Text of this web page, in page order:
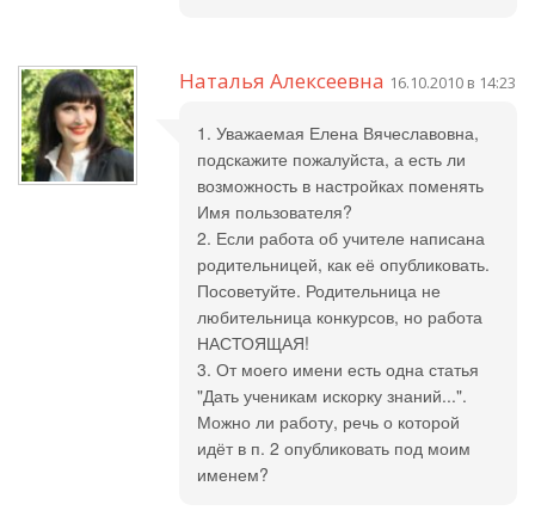
Наталья Алексеевна 16.10.2010 в 14:23
1. Уважаемая Елена Вячеславовна,
подскажите пожалуйста, а есть ли
возможность в настройках поменять
Имя пользователя?
2. Если работа об учителе написана
родительницей, как её опубликовать.
Посоветуйте. Родительница не
любительница конкурсов, но работа
НАСТОЯЩАЯ!
3. От моего имени есть одна статья
"Дать ученикам искорку знаний...".
Можно ли работу, речь о которой
идёт в п. 2 опубликовать под моим
именем?